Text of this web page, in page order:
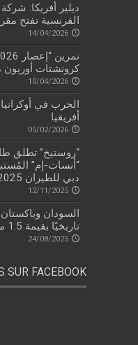
ديلير أفريكا:
الفرنسية تفتح
14/04/2026
كرونشتات
10/04/2026
الحرب في
أفريقيا
05/02/2026
“أنسات-إم”
دبي للطيران 2025
12/11/2025
السودان وباكستان
تاريخيًا بقيمة 1.5 مليار دولار
24/08/2025
SUR FACEBOOK